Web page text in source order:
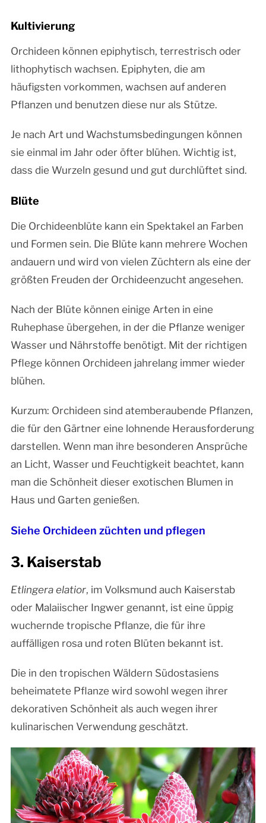
Kultivierung
Orchideen können epiphytisch, terrestrisch oder
lithophytisch wachsen. Epiphyten, die am
häufigsten vorkommen, wachsen auf anderen
Pflanzen und benutzen diese nur als Stütze.
Je nach Art und Wachstumsbedingungen können
sie einmal im Jahr oder öfter blühen. Wichtig ist,
dass die Wurzeln gesund und gut durchlüftet sind.
Blüte
Die Orchideenblüte kann ein Spektakel an Farben
und Formen sein. Die Blüte kann mehrere Wochen
andauern und wird von vielen Züchtern als eine der
größten Freuden der Orchideenzucht angesehen.
Nach der Blüte können einige Arten in eine
Ruhephase übergehen, in der die Pflanze weniger
Wasser und Nährstoffe benötigt. Mit der richtigen
Pflege können Orchideen jahrelang immer wieder
blühen.
Kurzum: Orchideen sind atemberaubende Pflanzen,
die für den Gärtner eine lohnende Herausforderung
darstellen. Wenn man ihre besonderen Ansprüche
an Licht, Wasser und Feuchtigkeit beachtet, kann
man die Schönheit dieser exotischen Blumen in
Haus und Garten genießen.
Siehe Orchideen züchten und pflegen
3. Kaiserstab
Etlingera elatior, im Volksmund auch Kaiserstab
oder Malaiischer Ingwer genannt, ist eine üppig
wuchernde tropische Pflanze, die für ihre
auffälligen rosa und roten Blüten bekannt ist.
Die in den tropischen Wäldern Südostasiens
beheimatete Pflanze wird sowohl wegen ihrer
dekorativen Schönheit als auch wegen ihrer
kulinarischen Verwendung geschätzt.